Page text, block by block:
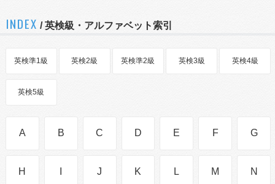
INDEX / 英検級・アルファベット索引
英検準1級 英検2級 英検準2級 英検3級 英検4級
英検5級
A B C D E F G
H J K L M N